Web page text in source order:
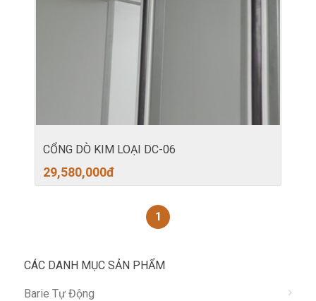
CỔNG DÒ KIM LOẠI DC-06
29,580,000đ
1
CÁC DANH MỤC SẢN PHẨM
Barie Tự Động